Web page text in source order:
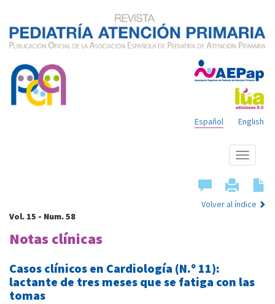
English
Español
Mostrar
menú
Volver al índice
Vol. 15 - Num. 58
Notas clínicas
Casos clínicos en Cardiología (N.º 11):
lactante de tres meses que se fatiga con las
tomas